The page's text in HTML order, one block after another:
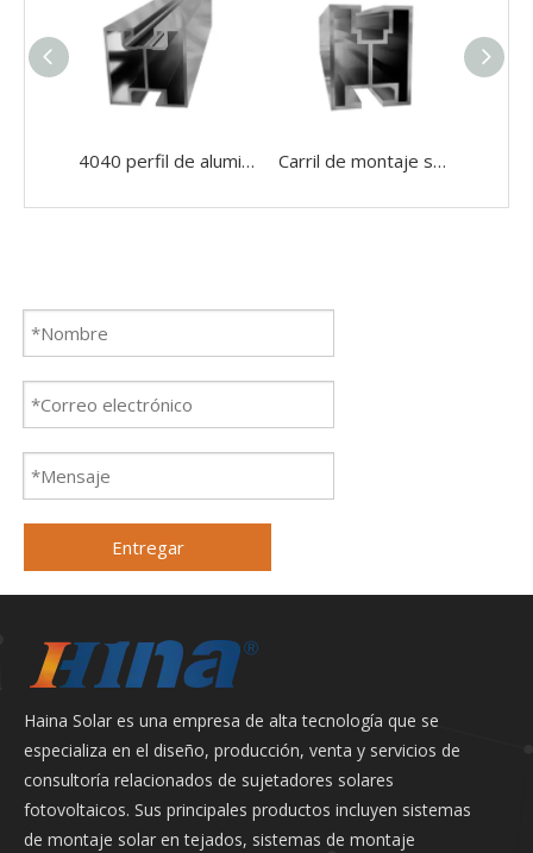
4040 perfil de aluminio anodizado de la ranura de la protuberancia de aluminio 6063 T para el montaje solar Carril de montaje solar anodizado extrusión de aluminio del perfil 40x40 con soporte solar con DIN557
Entregar
Haina Solar es una empresa de alta tecnología que se
especializa en el diseño, producción, venta y servicios de
consultoría relacionados de sujetadores solares
fotovoltaicos. Sus principales productos incluyen sistemas
de montaje solar en tejados, sistemas de montaje